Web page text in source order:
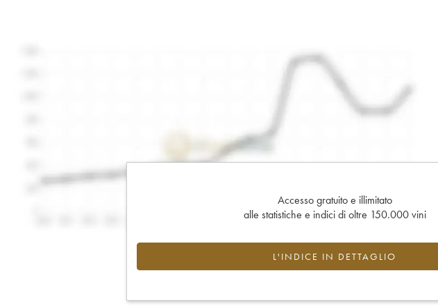
Accesso gratuito e illimitato
alle statistiche e indici di oltre 150.000 vini
L'INDICE IN DETTAGLIO